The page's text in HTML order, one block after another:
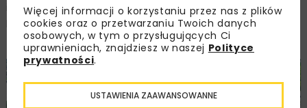
inaczej. Wyróżnienie przypadło modernizacji mostu na
linii kolejowej nr 273 nad Odrą w Nietkowicach,
zrealizowanej przez firmę Nowak-Mosty Sp. z o.o.
Więcej informacji o korzystaniu przez nas z plików
cookies oraz o przetwarzaniu Twoich danych
osobowych, w tym o przysługujących Ci
uprawnieniach, znajdziesz w naszej Polityce
prywatności.
USTAWIENIA ZAAWANSOWANNE